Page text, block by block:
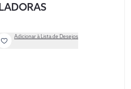
Adicionar à Lista de Desejos